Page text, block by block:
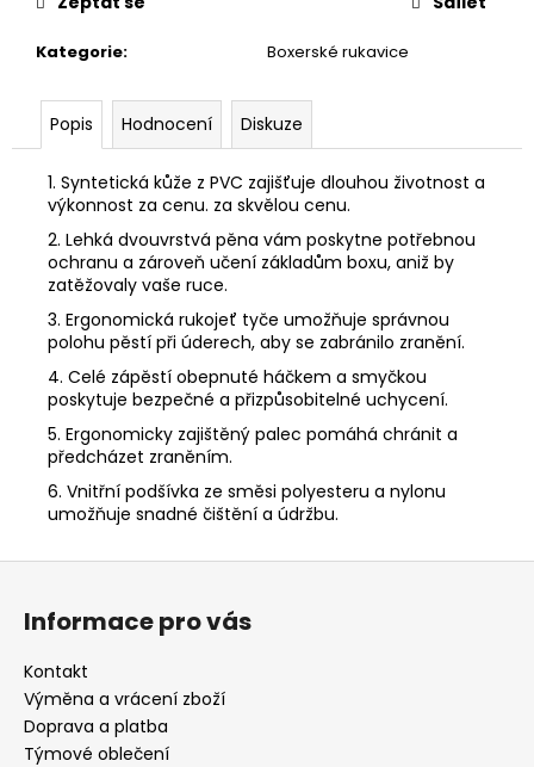
Kategorie: Boxerské rukavice
Popis Hodnocení Diskuze
1. Syntetická kůže z PVC zajišťuje dlouhou životnost a
výkonnost za cenu. za skvělou cenu.
2. Lehká dvouvrstvá pěna vám poskytne potřebnou
ochranu a zároveň učení základům boxu, aniž by
zatěžovaly vaše ruce.
3. Ergonomická rukojeť tyče umožňuje správnou
polohu pěstí při úderech, aby se zabránilo zranění.
4. Celé zápěstí obepnuté háčkem a smyčkou
poskytuje bezpečné a přizpůsobitelné uchycení.
5. Ergonomicky zajištěný palec pomáhá chránit a
předcházet zraněním.
6. Vnitřní podšívka ze směsi polyesteru a nylonu
umožňuje snadné čištění a údržbu.
m
PÁSEK
KIMONO
BÍLO-
ŽLUTÝ
MIFUNE
150
Kč
Z
Informace pro vás
Kontakt
Výměna a vrácení zboží
Doprava a platba
Týmové oblečení